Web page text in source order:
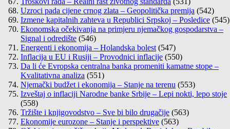
Uzroci pada cijene crnog zlata – Geopolitička premija (542)
Izmene kapitalnih zahteva u Republici Srpskoj – Posledice (545)
Ekonomska očekivanja na primjeru njemačkog gospodarstva –
Signal i odredište (546)
Energenti i ekonomija – Holandska bolest (547)
Inflacija u EU i Rusiji – Provodnici inflacije (550)
Da li će Evropska centralna banka promeniti kamatne stope –
Kvalitativna analiza (551)
Njemački budžet i ekonomija – Stanje na terenu (553)
Izveštaj o inflaciji Narodne banke Srbije – Lepi nokti, lepo stoje
(558)
Tržište i knjigovodstvo – Sve bi bilo drugačije (563)
Ekonomije eurozone – Stanje i perspektive (563)